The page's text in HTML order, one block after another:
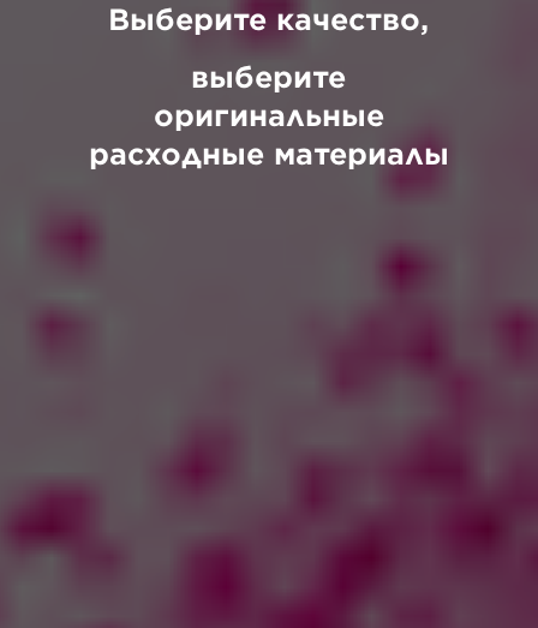
Выберите качество,
выберите
оригинальные
расходные материалы